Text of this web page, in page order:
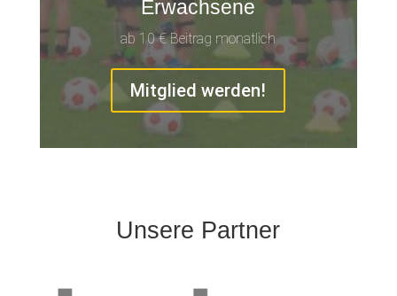
Erwachsene
ab 10 € Beitrag monatlich
Mitglied werden!
Unsere Partner